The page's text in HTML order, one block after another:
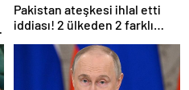
Pakistan ateşkesi ihlal etti
iddiası! 2 ülkeden 2 farklı